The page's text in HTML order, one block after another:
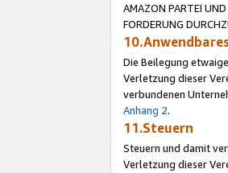
AMAZON PARTEI
FORDERUNG
Die Beilegung
Verletzung dieser
verbundenen
Anhang 2.
11.Steuern
Steuern und damit
Verletzung dieser